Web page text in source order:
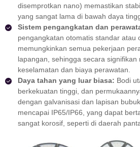
disemprotkan nano) memastikan
yang sangat lama di bawah daya
Sistem pengangkatan dan
pengangkatan otomatis standar atau
memungkinkan semua pekerjaan
lapangan, sehingga secara signifikan
keselamatan dan biaya perawatan.
Daya tahan yang luar biasa: Bodi
berkekuatan tinggi, dan
dengan galvanisasi dan lapisan
mencapai IP65/IP66, yang dapat
sangat korosif, seperti di daerah